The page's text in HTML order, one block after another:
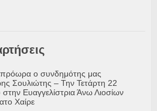
ο συνδημότης μας
Σουλιώτης – Την Τετάρτη 22
στην Ευαγγελίστρια Άνω Λιοσίων
Χαίρε